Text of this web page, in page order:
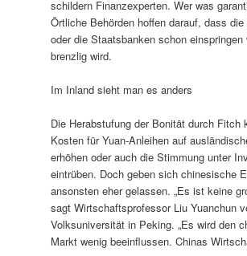
schildern Finanzexperten. Wer was
Örtliche Behörden hoffen darauf, dass
oder die Staatsbanken schon einspringen
brenzlig wird.
Im Inland sieht man es anders
Die Herabstufung der Bonität durch Fitch
Kosten für Yuan-Anleihen auf
erhöhen oder auch die Stimmung unter
eintrüben. Doch geben sich chinesische
ansonsten eher gelassen. „Es ist keine
sagt Wirtschaftsprofessor Liu Yuanchun
Volksuniversität in Peking. „Es wird den
Markt wenig beeinflussen. Chinas